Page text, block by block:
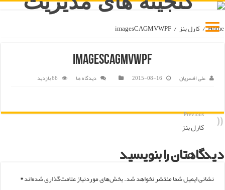
Home
/ كارل بنز /
imagesCAGMVWPF
imagesCAGMVWPF
علی افسریان 2015-08-16 دیدگاه ها 66 بازدید
Previous
کارل بنز
دیدگاهتان را بنویسید
نشانی ایمیل شما منتشر نخواهد شد.بخش‌های موردنیاز علامت‌گذاری شده‌اند*